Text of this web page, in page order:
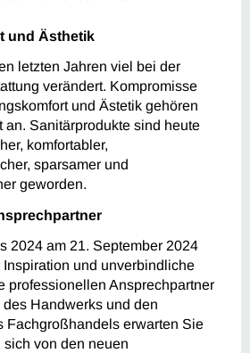
und Ästhetik
letzten Jahren viel bei der
verändert. Kompromisse
und Ästetik gehören
an. Sanitärprodukte sind heute
komfortabler,
sparsamer und
geworden.
2024 am 21. September 2024
Inspiration und unverbindliche
professionellen Ansprechpartner
Handwerks und den
Fachgroßhandels erwarten Sie
von den neuen